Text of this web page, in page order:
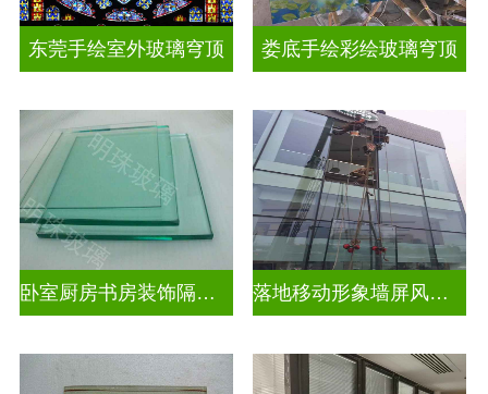
东莞手绘室外玻璃穹顶 娄底手绘彩绘玻璃穹顶
卧室厨房书房装饰隔断屏风 落地移动形象墙屏风隔断